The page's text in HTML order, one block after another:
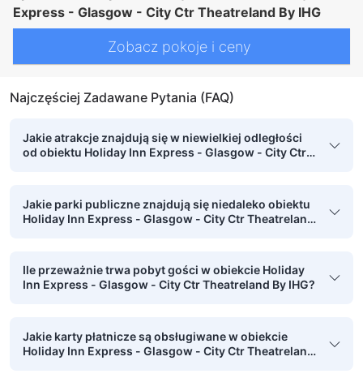
Express - Glasgow - City Ctr Theatreland By IHG
Zobacz pokoje i ceny
Najczęściej Zadawane Pytania (FAQ)
Jakie atrakcje znajdują się w niewielkiej odległości
od obiektu Holiday Inn Express - Glasgow - City Ctr
Jakie parki publiczne znajdują się niedaleko obiektu
Holiday Inn Express - Glasgow - City Ctr Theatreland
Ile przeważnie trwa pobyt gości w obiekcie Holiday
Inn Express - Glasgow - City Ctr Theatreland By IHG?
Jakie karty płatnicze są obsługiwane w obiekcie
Holiday Inn Express - Glasgow - City Ctr Theatreland